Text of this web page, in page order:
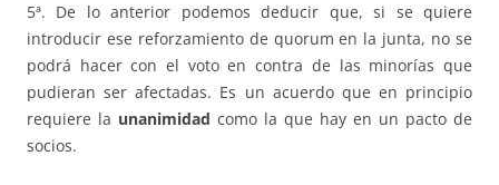
5ª. De lo anterior podemos deducir que, si se quiere
introducir ese reforzamiento de quorum en la junta, no se
podrá hacer con el voto en contra de las minorías que
pudieran ser afectadas. Es un acuerdo que en principio
requiere la unanimidad como la que hay en un pacto de
socios.